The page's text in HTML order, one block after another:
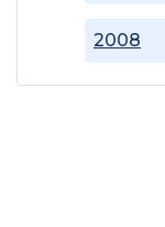
2008